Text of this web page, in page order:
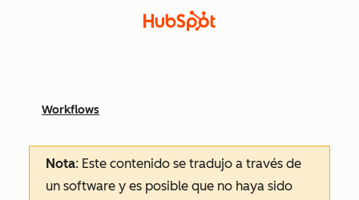
Workflows
Nota: Este contenido se tradujo a través de
un software y es posible que no haya sido